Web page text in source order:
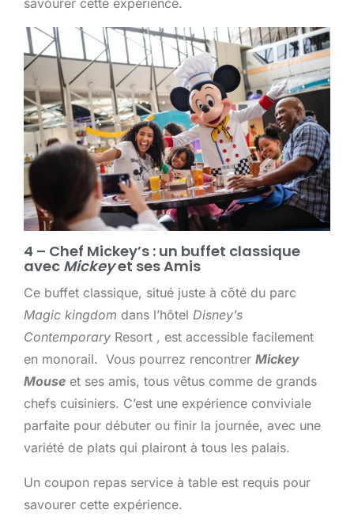
4 – Chef Mickey’s : un buffet classique
avec Mickeyet ses Amis
Ce buffet classique, situé juste à côté du parc
Magic kingdom dans l’hôtel Disney’s
Contemporary Resort , est accessible facilement
en monorail. Vous pourrez rencontrer Mickey
Mouse et ses amis, tous vêtus comme de grands
chefs cuisiniers. C’est une expérience conviviale
parfaite pour débuter ou finir la journée, avec une
variété de plats qui plairont à tous les palais.
Un coupon repas service à table est requis pour
savourer cette expérience.